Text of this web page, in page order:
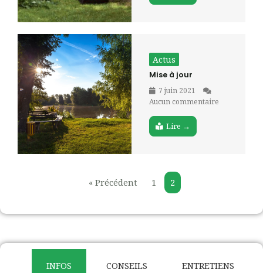
Actus
Mise à jour
7 juin 2021
Aucun commentaire
Lire →
« Précédent 1 2
INFOS CONSEILS ENTRETIENS